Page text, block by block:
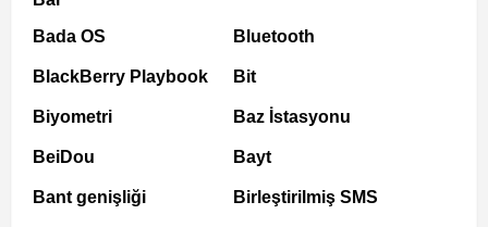
Bada OS
BlackBerry Playbook
Biyometri
BeiDou
Bant genişliği
Bluetooth
Bit
Baz İstasyonu
Bayt
Birleştirilmiş SMS